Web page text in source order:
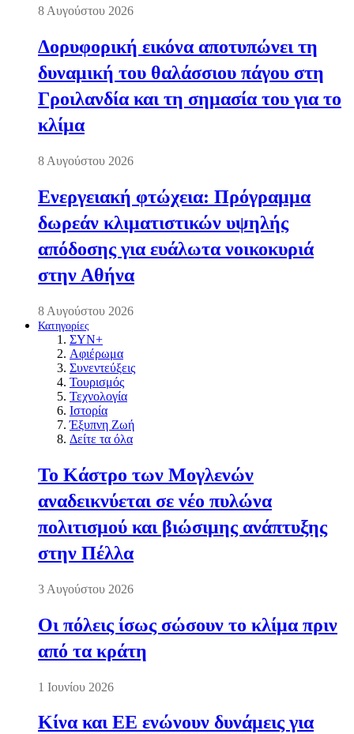
8 Αυγούστου 2026
Δορυφορική εικόνα αποτυπώνει τη
δυναμική του θαλάσσιου πάγου στη
Γροιλανδία και τη σημασία του για το
κλίμα
8 Αυγούστου 2026
Ενεργειακή φτώχεια: Πρόγραμμα
δωρεάν κλιματιστικών υψηλής
απόδοσης για ευάλωτα νοικοκυριά
στην Αθήνα
8 Αυγούστου 2026
Κατηγορίες
ΣΥΝ+
Αφιέρωμα
Συνεντεύξεις
Τουρισμός
Τεχνολογία
Ιστορία
Έξυπνη Ζωή
Δείτε τα όλα
Το Κάστρο των Μογλενών
αναδεικνύεται σε νέο πυλώνα
πολιτισμού και βιώσιμης ανάπτυξης
στην Πέλλα
3 Αυγούστου 2026
Οι πόλεις ίσως σώσουν το κλίμα πριν
από τα κράτη
1 Ιουνίου 2026
Κίνα και ΕΕ ενώνουν δυνάμεις για